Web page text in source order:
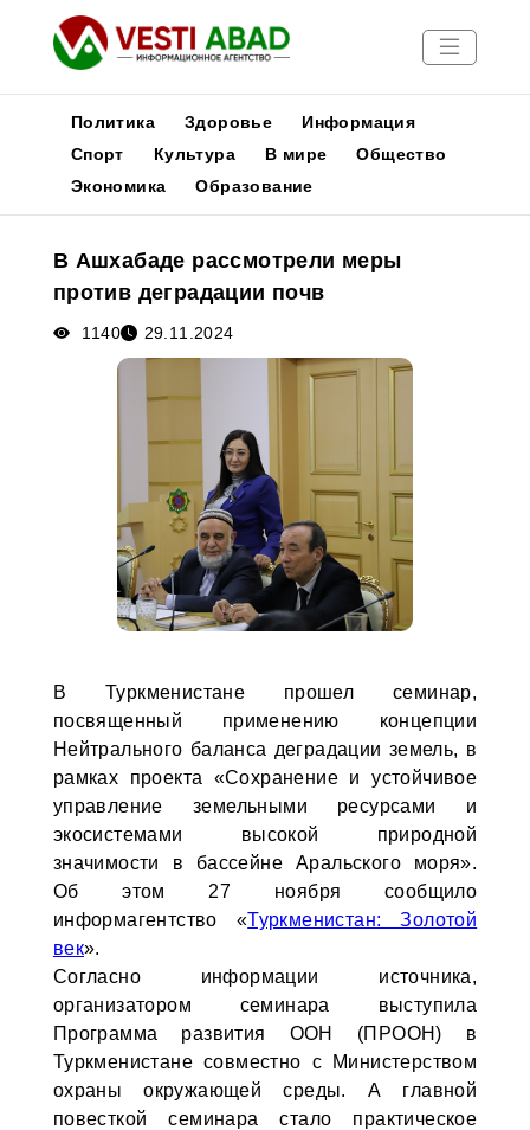
Новости
Медиа
Афиша
Политика Здоровье
Информация
Спорт
Культура В мире
Общество
Экономика
Образование
В Ашхабаде рассмотрели меры
против деградации почв
1140 29.11.2024
В Туркменистане прошел семинар,
посвященный применению концепции
Нейтрального баланса деградации земель, в
рамках проекта «Сохранение и устойчивое
управление земельными ресурсами и
экосистемами высокой природной
значимости в бассейне Аральского моря».
Об этом 27 ноября сообщило
информагентство «Туркменистан: Золотой
век».
Согласно информации источника,
организатором семинара выступила
Программа развития ООН (ПРООН) в
Туркменистане совместно с Министерством
охраны окружающей среды. А главной
повесткой семинара стало практическое